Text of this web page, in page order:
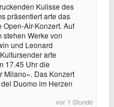
Kulisse des
präsentiert arte das
Open-Air-Konzert. Auf
stehen Werke von
und Leonard
arte
17.45 Uhr die
Milano». Das Konzert
Duomo im Herzen
vor 1 Stunde